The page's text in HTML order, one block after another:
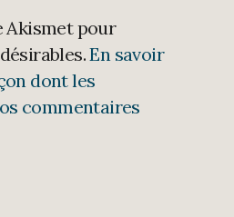
Akismet pour
En savoir
dont les
commentaires